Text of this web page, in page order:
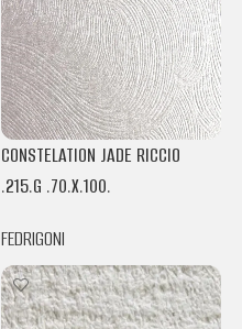
CONSTELATION JADE RICCIO
.215.G .70.X.100.
FEDRIGONI